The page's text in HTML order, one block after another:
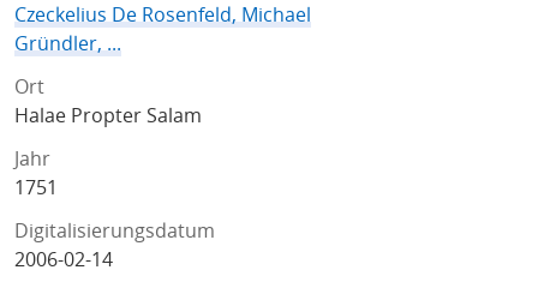
Czeckelius De Rosenfeld, Michael
Gründler, ...
Ort
Halae Propter Salam
Jahr
1751
Digitalisierungsdatum
2006-02-14